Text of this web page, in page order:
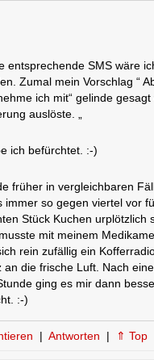
entsprechende SMS wäre
Zumal mein Vorschlag “
ich mit“ gelinde gesagt
auslöste. „
ich befürchtet. :-)
früher in vergleichbaren
immer so gegen viertel vor
Stück Kuchen urplötzlich
mit meinem
rein zufällig ein
an die frische Luft. Nach
ging es mir dann
:-)
| Antworten | ⇑ Top